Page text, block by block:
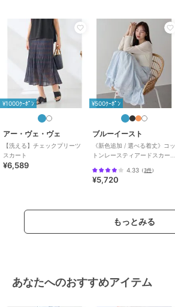
¥1000ｸｰﾎﾟﾝ
アー・ヴェ・ヴェ
【洗える】チェックプリーツ
スカート
¥6,589
¥500ｸｰﾎﾟﾝ
ブルーイースト
《新色追加 / 選べる着丈》コッ
トンレースティアードスカー
4.33 （3件）
¥5,720
もっとみる
あなたへのおすすめアイテム